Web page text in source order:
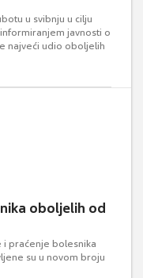
u svibnju u cilju
javnosti o
najveći udio oboljelih
oboljelih od
i praćenje bolesnika
su u novom broju